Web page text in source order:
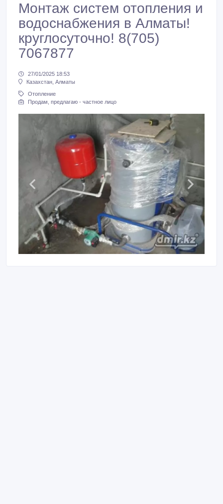
Монтаж систем отопления и
водоснабжения в Алматы!
круглосуточно! 8(705)
7067877
27/01/2025 18:53
Казахстан, Алматы
Отопление
Продам, предлагаю - частное лицо